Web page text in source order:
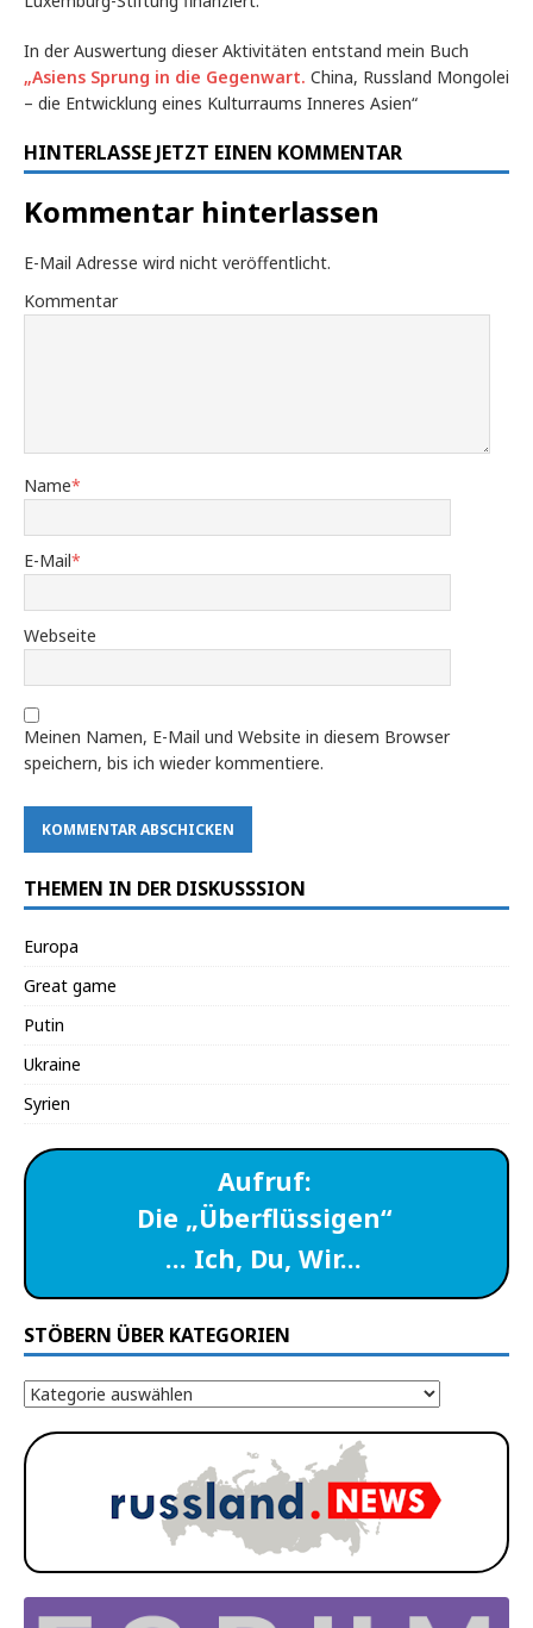
In der Auswertung dieser Aktivitäten entstand mein Buch
„Asiens Sprung in die Gegenwart. China, Russland Mongolei
– die Entwicklung eines Kulturraums Inneres Asien“
HINTERLASSE JETZT EINEN KOMMENTAR
Kommentar hinterlassen
E-Mail Adresse wird nicht veröffentlicht.
Kommentar
Name*
E-Mail*
Webseite
Meinen Namen, E-Mail und Website in diesem Browser
speichern, bis ich wieder kommentiere.
THEMEN IN DER DISKUSSSION
Europa
Great game
Putin
Ukraine
Syrien
Aufruf:
Die „Überflüssigen“
… Ich, Du, Wir…
STÖBERN ÜBER KATEGORIEN